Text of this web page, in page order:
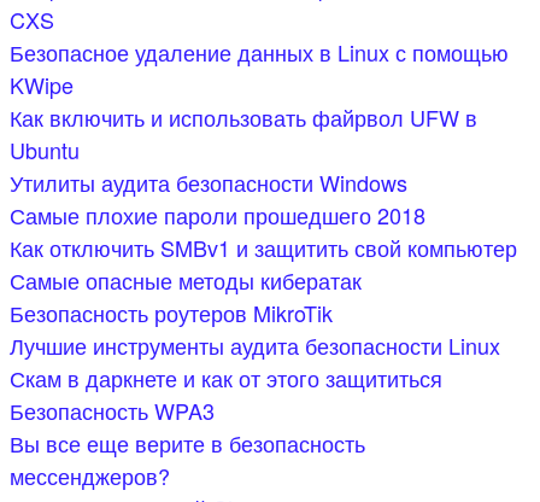
CXS
Безопасное удаление данных в Linux с помощью
KWipe
Как включить и использовать файрвол UFW в
Ubuntu
Утилиты аудита безопасности Windows
Самые плохие пароли прошедшего 2018
Как отключить SMBv1 и защитить свой компьютер
Самые опасные методы кибератак
Безопасность роутеров MikroTik
Лучшие инструменты аудита безопасности Linux
Скам в даркнете и как от этого защититься
Безопасность WPA3
Вы все еще верите в безопасность
мессенджеров?